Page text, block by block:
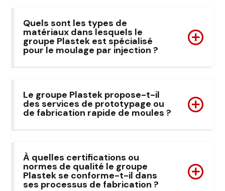
Quels sont les types de
matériaux dans lesquels le
groupe Plastek est spécialisé
pour le moulage par injection ?
Le groupe Plastek propose-t-il
des services de prototypage ou
de fabrication rapide de moules ?
À quelles certifications ou
normes de qualité le groupe
Plastek se conforme-t-il dans
ses processus de fabrication ?